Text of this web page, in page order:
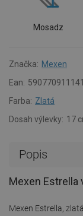
Mosadz
Značka: Mexen
Ean:
Farba: Zlatá
Dosah výlevky: 17
Popis
Mexen Estrella
Mexen Estrella,